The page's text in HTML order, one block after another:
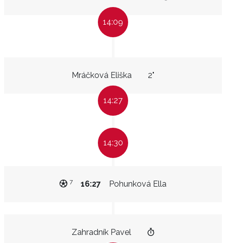
14:09
Mráčková Eliška 2"
14:27
14:30
Pohunková Ella
16:27
7
Zahradník Pavel